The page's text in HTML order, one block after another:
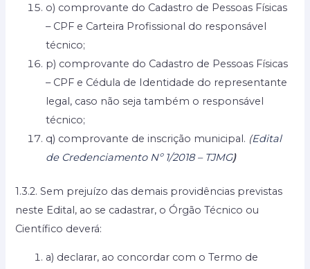
o) comprovante do Cadastro de Pessoas Físicas
– CPF e Carteira Profissional do responsável
técnico;
p) comprovante do Cadastro de Pessoas Físicas
– CPF e Cédula de Identidade do representante
legal, caso não seja também o responsável
técnico;
q) comprovante de inscrição municipal. (Edital
de Credenciamento Nº 1/2018 – TJMG)
1.3.2. Sem prejuízo das demais providências previstas
neste Edital, ao se cadastrar, o Órgão Técnico ou
Científico deverá:
a) declarar, ao concordar com o Termo de